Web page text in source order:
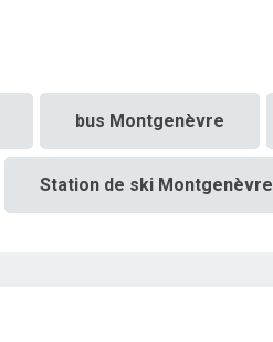
bus Montgenèvre
Station de ski Montgenèvre